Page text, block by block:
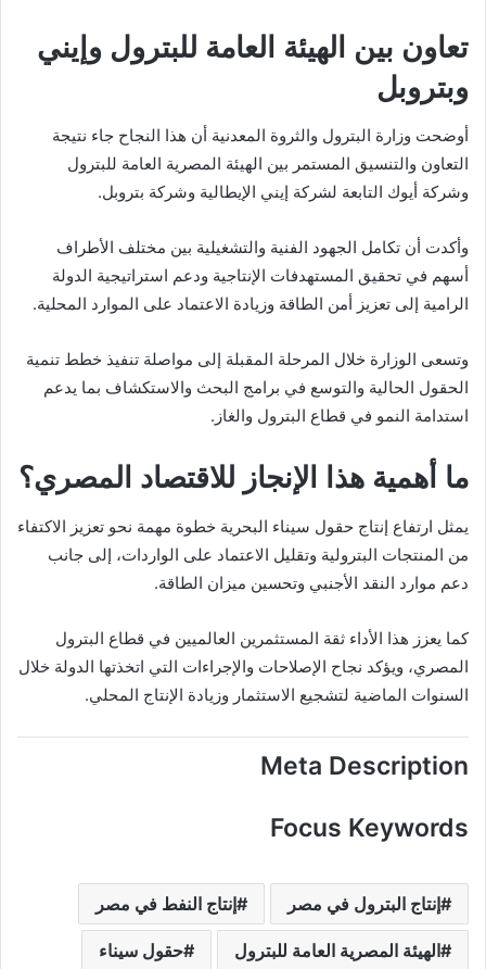
تعاون بين الهيئة العامة للبترول وإيني
وبتروبل
أوضحت وزارة البترول والثروة المعدنية أن هذا النجاح جاء نتيجة
التعاون والتنسيق المستمر بين الهيئة المصرية العامة للبترول
وشركة أيوك التابعة لشركة إيني الإيطالية وشركة بتروبل.
وأكدت أن تكامل الجهود الفنية والتشغيلية بين مختلف الأطراف
أسهم في تحقيق المستهدفات الإنتاجية ودعم استراتيجية الدولة
الرامية إلى تعزيز أمن الطاقة وزيادة الاعتماد على الموارد المحلية.
وتسعى الوزارة خلال المرحلة المقبلة إلى مواصلة تنفيذ خطط تنمية
الحقول الحالية والتوسع في برامج البحث والاستكشاف بما يدعم
استدامة النمو في قطاع البترول والغاز.
ما أهمية هذا الإنجاز للاقتصاد المصري؟
يمثل ارتفاع إنتاج حقول سيناء البحرية خطوة مهمة نحو تعزيز الاكتفاء
من المنتجات البترولية وتقليل الاعتماد على الواردات، إلى جانب
دعم موارد النقد الأجنبي وتحسين ميزان الطاقة.
كما يعزز هذا الأداء ثقة المستثمرين العالميين في قطاع البترول
المصري، ويؤكد نجاح الإصلاحات والإجراءات التي اتخذتها الدولة خلال
السنوات الماضية لتشجيع الاستثمار وزيادة الإنتاج المحلي.
Meta Description
Focus Keywords
إنتاج البترول في مصر إنتاج النفط في مصر
الهيئة المصرية العامة للبترول حقول سيناء